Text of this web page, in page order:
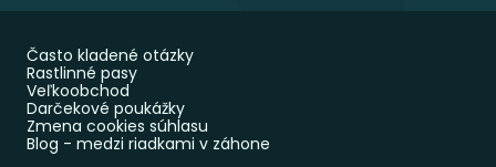
Často kladené otázky
Rastlinné pasy
Veľkoobchod
Darčekové poukážky
Zmena cookies súhlasu
Blog - medzi riadkami v záhone